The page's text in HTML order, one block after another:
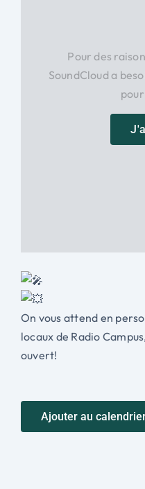
Pour des
SoundCloud a
On vous attend en
locaux de Radio
ouvert!
Ajouter au